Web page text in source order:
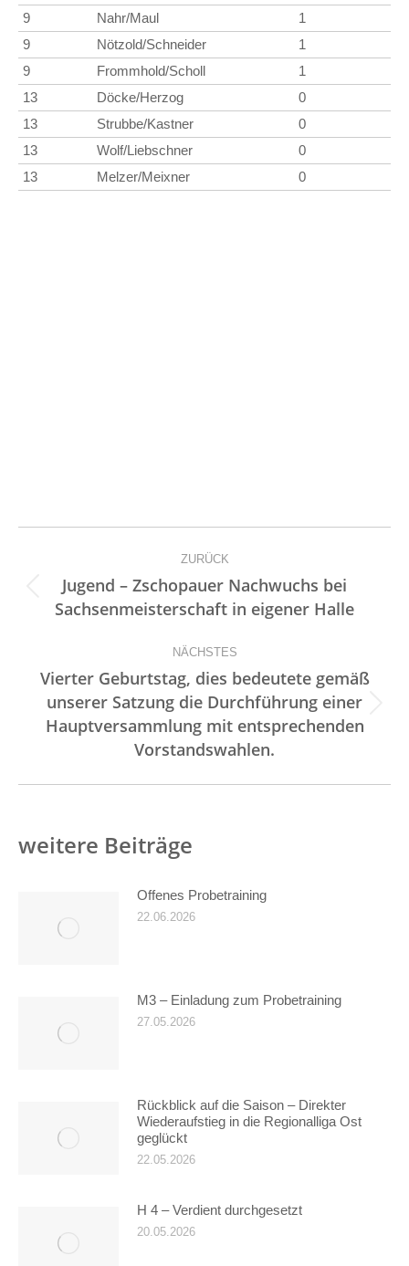
9 Nahr/Maul
1
9
Nötzold/Schneider
1
9
Frommhold/Scholl
1
13
Döcke/Herzog
0
13
Strubbe/Kastner
0
13
Wolf/Liebschner
0
13
Melzer/Meixner 0
Kommentarnavigation
ZURÜCK
Vorheriger
Beitrag:
Jugend – Zschopauer Nachwuchs bei
Sachsenmeisterschaft in eigener Halle
NÄCHSTES
Nächster
Beitrag:
Vierter Geburtstag, dies bedeutete gemäß
unserer Satzung die Durchführung einer
Hauptversammlung mit entsprechenden
Vorstandswahlen.
weitere Beiträge
Offenes Probetraining
22.06.2026
M3 – Einladung zum Probetraining
27.05.2026
Rückblick auf die Saison – Direkter
Wiederaufstieg in die Regionalliga Ost
geglückt
22.05.2026
H 4 – Verdient durchgesetzt
20.05.2026